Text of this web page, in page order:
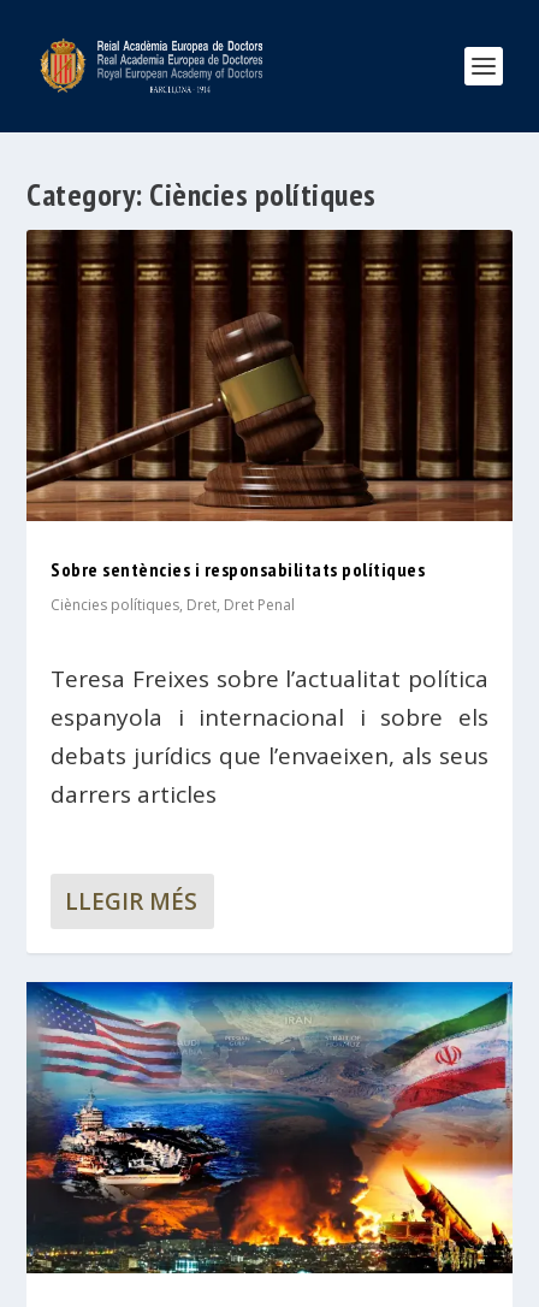
Category: Ciències polítiques
Sobre sentències i responsabilitats polítiques
Ciències polítiques, Dret, Dret Penal
Teresa Freixes sobre l’actualitat política
espanyola i internacional i sobre els
debats jurídics que l’envaeixen, als seus
darrers articles
LLEGIR MÉS